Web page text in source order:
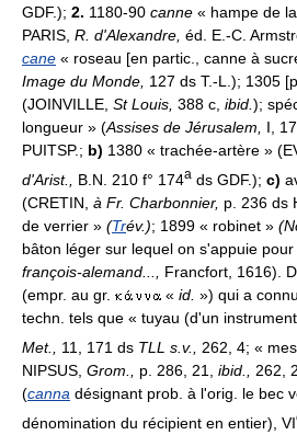
GDF.); 2. 1180-90 canne « hampe de
PARIS, R. d'Alexandre, éd. E.-C.
cane « roseau [en partic., canne à
Image du Monde, 127 ds T.-L.); 1305
(JOINVILLE, St Louis, 388 c, ibid.);
longueur » (Assises de Jérusalem, I,
PUITSP.; b) 1380 « trachée-artère »
d'Arist.,
B.N. 210 f° 174a ds GDF.); c)
(CRETIN, à Fr. Charbonnier, p. 236 ds
de verrier » (Trév.); 1899 « robinet »
bâton léger sur lequel on s'appuie pour
françois-alemand...,
Francfort, 1616).
(empr. au gr.
« id. ») qui a
techn. tels que « tuyau (d'un
Met.,
11, 171 ds TLL s.v., 262, 4; «
NIPSUS, Grom., p. 286, 21, ibid.,
262,
(canna désignant prob. à l'orig. le bec
dénomination du récipient en entier), VI